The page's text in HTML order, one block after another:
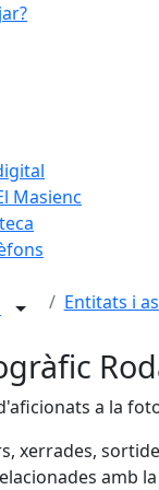
Masienc
Entitats i
a la
xerrades,
amb